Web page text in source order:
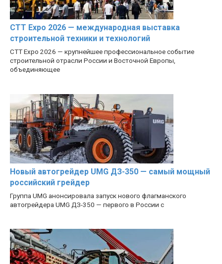
CTT Expo 2026 — международная выставка
строительной техники и технологий
CTT Expo 2026 — крупнейшее профессиональное событие
строительной отрасли России и Восточной Европы,
объединяющее
Новый автогрейдер UMG ДЗ-350 — самый мощный
российский грейдер
Группа UMG анонсировала запуск нового флагманского
автогрейдера UMG ДЗ-350 — первого в России с